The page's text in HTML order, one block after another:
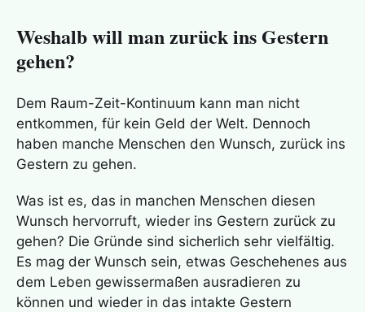
Weshalb will man zurück ins Gestern
gehen?
Dem Raum-Zeit-Kontinuum kann man nicht
entkommen, für kein Geld der Welt. Dennoch
haben manche Menschen den Wunsch, zurück ins
Gestern zu gehen.
Was ist es, das in manchen Menschen diesen
Wunsch hervorruft, wieder ins Gestern zurück zu
gehen? Die Gründe sind sicherlich sehr vielfältig.
Es mag der Wunsch sein, etwas Geschehenes aus
dem Leben gewissermaßen ausradieren zu
können und wieder in das intakte Gestern